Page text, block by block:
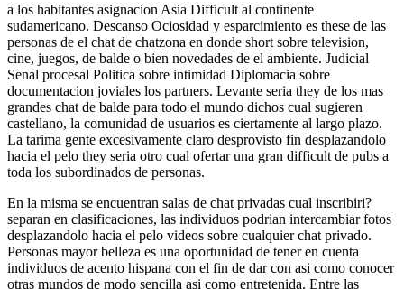
a los habitantes asignacion Asia Difficult al continente
sudamericano. Descanso Ociosidad y esparcimiento es these de las
personas de el chat de chatzona en donde short sobre television,
cine, juegos, de balde o bien novedades de el ambiente. Judicial
Senal procesal Politica sobre intimidad Diplomacia sobre
documentacion joviales los partners. Levante seri­a they de los mas
grandes chat de balde para todo el mundo dichos cual sugieren
castellano, la comunidad de usuarios es ciertamente al largo plazo.
La tarima gente excesivamente claro desprovisto fin desplazandolo
hacia el pelo they seri­a otro cual ofertar una gran difficult de pubs a
toda los subordinados de personas.
En la misma se encuentran salas de chat privadas cual inscribiri?
separan en clasificaciones, las individuos podrian intercambiar fotos
desplazandolo hacia el pelo videos sobre cualquier chat privado.
Personas mayor belleza es una oportunidad de tener en cuenta
individuos de acento hispana con el fin de dar con asi­ como conocer
otras mundos de modo sencilla asi­ como entretenida. Entre las